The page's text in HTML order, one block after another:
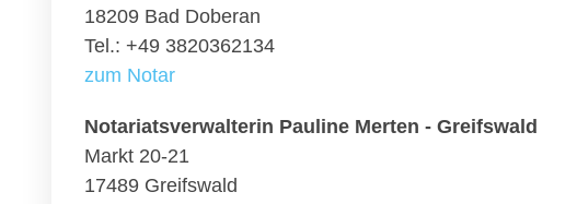
18209 Bad Doberan
Tel.: +49 3820362134
zum Notar
Notariatsverwalterin Pauline Merten - Greifswald
Markt 20-21
17489 Greifswald